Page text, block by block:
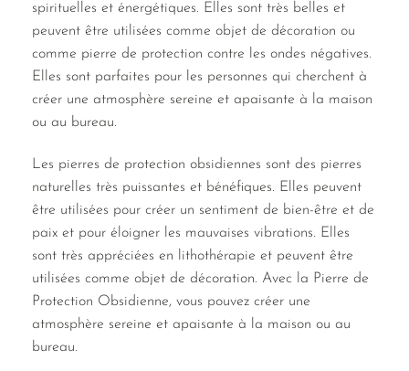
spirituelles et énergétiques. Elles sont très belles et
peuvent être utilisées comme objet de décoration ou
comme pierre de protection contre les ondes négatives.
Elles sont parfaites pour les personnes qui cherchent à
créer une atmosphère sereine et apaisante à la maison
ou au bureau.
Les pierres de protection obsidiennes sont des pierres
naturelles très puissantes et bénéfiques. Elles peuvent
être utilisées pour créer un sentiment de bien-être et de
paix et pour éloigner les mauvaises vibrations. Elles
sont très appréciées en lithothérapie et peuvent être
utilisées comme objet de décoration. Avec la Pierre de
Protection Obsidienne, vous pouvez créer une
atmosphère sereine et apaisante à la maison ou au
bureau.